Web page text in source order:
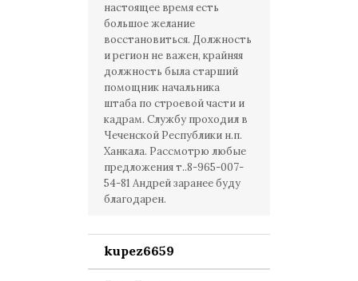
настоящее время есть
большое желание
восстановиться. Должность
и регион не важен, крайняя
должность была старший
помощник начальника
штаба по строевой части и
кадрам. Службу проходил в
Чеченской Республики н.п.
Ханкала. Рассмотрю любые
предложения т..8-965-007-
54-81 Андрей заранее буду
благодарен.
kupez6659